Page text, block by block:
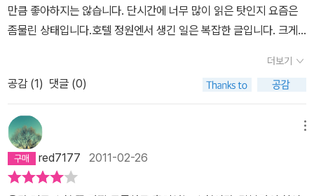
만히 바라보거나 뒤집거나 하고 있으면 조금씩 다른 것으로 변해가는
것. 자신의 어딘가가 지글지글 타들어가면서 변하는 걸 알 수 있어.그
계선은 위험한, 종이 한 장 무게에 있어. 가스 버너처럼 아무렇지 않게
나 증오를 불태우는 것 뿐이라면 증오의 백미는 알 수가 없지.소중하
게 여겨야 해.자신의 눈이 닿는 범위에서 길들이며 키우는 거야. 개처
럼 말이지. 항상 가까이에서 관찰하지 않으면 갑자기 달려들어 물리
기도 하고 화상을 입기도 해서 이쪽이 다치는 거야. 기르는 개에게 손
을 물리거나 매일 차를 끓이던 숯불에 화상을 입는 것 바보같은 짓이
지.알아? 기르는 거야. 개처럼. 시간과 공을 들이고 애정을 담아서.그
낌도 들었다.이야기는, 세명의 여배우와, 죽은 한 남자에 대한 이야기
인데 이것이 화자에 따라 각각 다른 이야기가 되어 전개된다. <나그
네들>의 이야기와, <호텔 정원에서>와 <호텔정원에서 생긴 일>, 이
세가지 이야기가 각각 전개되고 나중에는, 이들이 모두 합쳐져 또 하
이야기인데, 화자가 달라짐으로써 이야기가 달라진다. 그래서, 읽으
면서도 내내 헷갈렸다 (--). 오죽하면 노트를 펼쳐놓고 극중 인물들을
하나하나 그려놓고 대조까지 했을까? 마치 4권의 책을 읽은듯한 느
낌이 들었다.복잡하지만, 그 복잡함에서 또다른 재미를 얻을 수 있었
만큼 좋아하지는 않습니다. 단시간에 너무 많이 읽은 탓인지 요즘은
좀물린 상태입니다.호텔 정원엔서 생긴 일은 복잡한 글입니다. 크게
르는 게 아니라 각각 다른 가닥을 포함하고 있고 또 서로 밀접하게 연
결되어 있어서 많이 헷갈렸습니다.개인적으로 너무 복잡해서 흥미가
떨어졌습니다. 연극 내용만으로, 혹은 그 밖의 상황만으로글을 썼으
면 더 나았을 것 같습니다.
더보기
공감 (1) 댓글 (0)
red7177 2011-02-26